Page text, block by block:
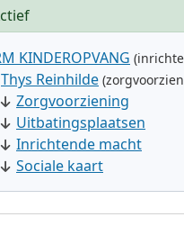
KINDEROPVANG
Thys Reinhilde
Zorgvoorziening
Uitbatingsplaatsen
Inrichtende macht
Sociale kaart